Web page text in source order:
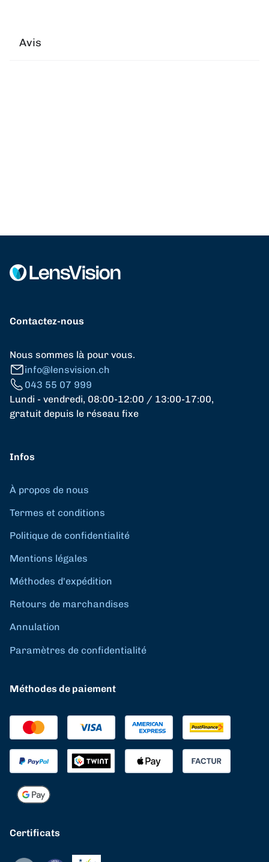
Avis
Contactez-nous
Nous sommes là pour vous.
info@lensvision.ch
043 55 07 999
Lundi - vendredi, 08:00-12:00 / 13:00-17:00,
gratuit depuis le réseau fixe
Infos
À propos de nous
Termes et conditions
Politique de confidentialité
Mentions légales
Méthodes d'expédition
Retours de marchandises
Annulation
Paramètres de confidentialité
Méthodes de paiement
Certificats